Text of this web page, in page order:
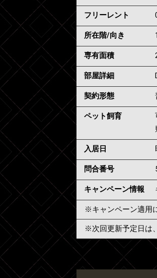
フリーレント
所在階/向き
専有面積
部屋詳細
契約形態
ペット飼育
入居日
問合番号
キャンペーン情報
※キャンペーン適用
※次回更新予定日は